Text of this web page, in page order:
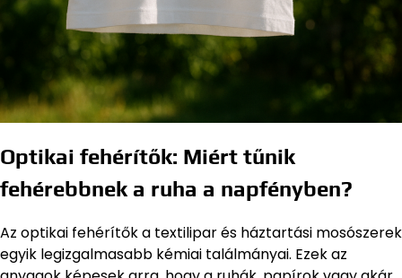
Optikai fehérítők: Miért tűnik
fehérebbnek a ruha a napfényben?
Az optikai fehérítők a textilipar és háztartási mosószerek
egyik legizgalmasabb kémiai találmányai. Ezek az